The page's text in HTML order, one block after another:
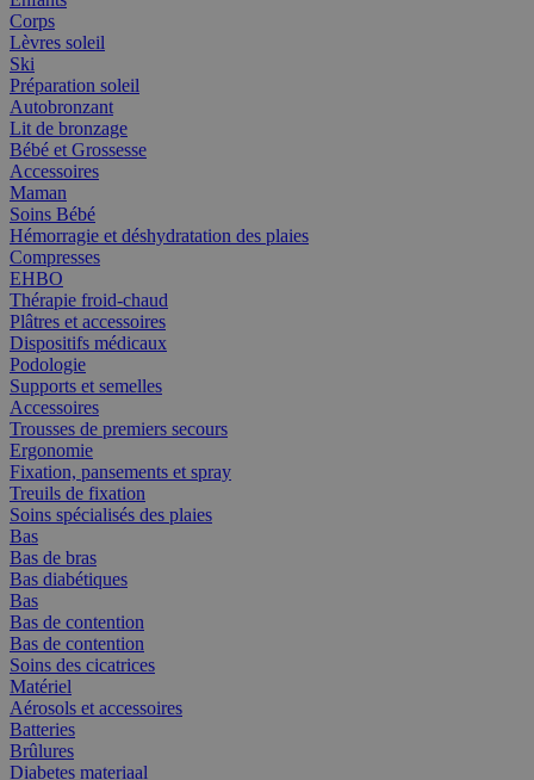
Corps
Lèvres soleil
Ski
Préparation soleil
Autobronzant
Lit de bronzage
Bébé et Grossesse
Accessoires
Maman
Soins Bébé
Hémorragie et déshydratation des plaies
Compresses
EHBO
Thérapie froid-chaud
Plâtres et accessoires
Dispositifs médicaux
Podologie
Supports et semelles
Accessoires
Trousses de premiers secours
Ergonomie
Fixation, pansements et spray
Treuils de fixation
Soins spécialisés des plaies
Bas
Bas de bras
Bas diabétiques
Bas
Bas de contention
Bas de contention
Soins des cicatrices
Matériel
Aérosols et accessoires
Batteries
Brûlures
Diabetes materiaal